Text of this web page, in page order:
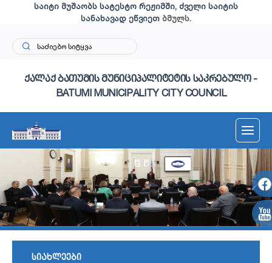
საიტი მუშაობს სატესტო რეჟიმში, ძველი საიტის
სანახავად ეწვიეთ ბმულს.
ქალაქ ბათუმის მუნიციპალიტეტის საკრებულო -
BATUMI MUNICIPALITY CITY COUNCIL
სიახლეები